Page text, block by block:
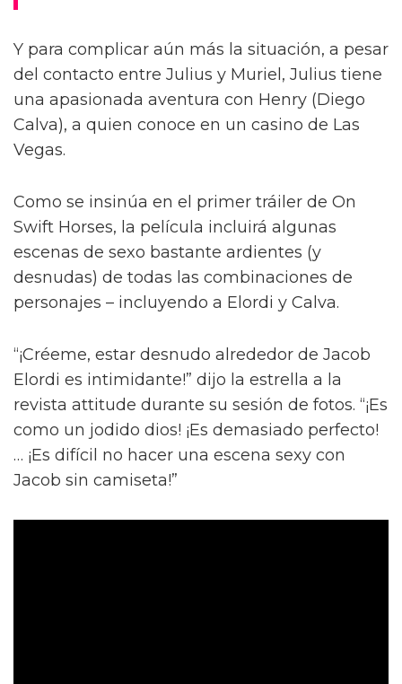
Y para complicar aún más la situación, a pesar
del contacto entre Julius y Muriel, Julius tiene
una apasionada aventura con Henry (Diego
Calva), a quien conoce en un casino de Las
Vegas.
Como se insinúa en el primer tráiler de On
Swift Horses, la película incluirá algunas
escenas de sexo bastante ardientes (y
desnudas) de todas las combinaciones de
personajes – incluyendo a Elordi y Calva.
“¡Créeme, estar desnudo alrededor de Jacob
Elordi es intimidante!” dijo la estrella a la
revista attitude durante su sesión de fotos. “¡Es
como un jodido dios! ¡Es demasiado perfecto!
… ¡Es difícil no hacer una escena sexy con
Jacob sin camiseta!”